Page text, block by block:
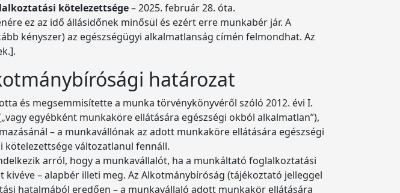
kötelezettsége– 2025. február 28. óta.
ez az idő állásidőnek minősül és ezért erre munkabér jár. A
kényszer) az egészségügyi alkalmatlanság címén felmondhat. Az
határozat
és megsemmisítette a munka törvénykönyvéről szóló 2012. évi I.
egyébként munkaköre ellátására egészségi okból alkalmatlan”),
– a munkavállónak az adott munkaköre ellátására egészségi
kötelezettsége változatlanul fennáll.
arról, hogy a munkavállalót, ha a munkáltató foglalkoztatási
– alapbér illeti meg. Az Alkotmánybíróság (tájékoztató jelleggel
hatalmából eredően – a munkavállaló adott munkakör ellátására